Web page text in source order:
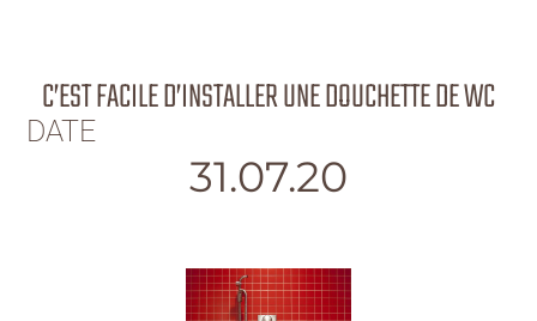
C’EST FACILE D’INSTALLER UNE DOUCHETTE DE WC
DATE
31.07.20